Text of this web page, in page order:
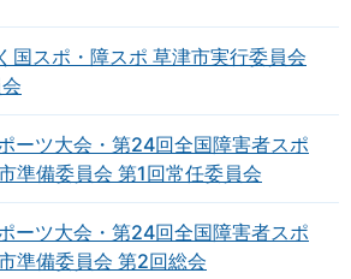
国スポ・障スポ 草津市実行委員会
ーツ大会・第24回全国障害者スポ
準備委員会 第1回常任委員会
ーツ大会・第24回全国障害者スポ
準備委員会 第2回総会